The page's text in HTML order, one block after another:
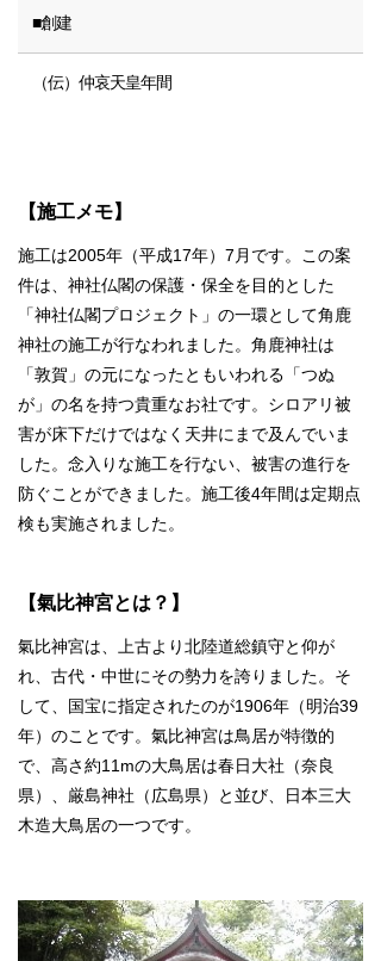
■創建
（伝）仲哀天皇年間
【施工メモ】
施工は2005年（平成17年）7月です。この案
件は、神社仏閣の保護・保全を目的とした
「神社仏閣プロジェクト」の一環として角鹿
神社の施工が行なわれました。角鹿神社は
「敦賀」の元になったともいわれる「つぬ
が」の名を持つ貴重なお社です。シロアリ被
害が床下だけではなく天井にまで及んでいま
した。念入りな施工を行ない、被害の進行を
防ぐことができました。施工後4年間は定期点
検も実施されました。
【氣比神宮とは？】
氣比神宮は、上古より北陸道総鎮守と仰が
れ、古代・中世にその勢力を誇りました。そ
して、国宝に指定されたのが1906年（明治39
年）のことです。氣比神宮は鳥居が特徴的
で、高さ約11mの大鳥居は春日大社（奈良
県）、厳島神社（広島県）と並び、日本三大
木造大鳥居の一つです。